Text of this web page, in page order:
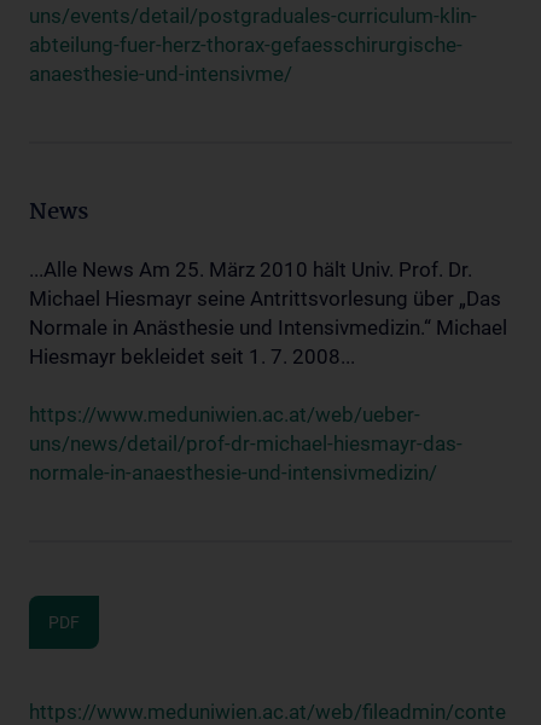
uns/events/detail/postgraduales-curriculum-klin-
abteilung-fuer-herz-thorax-gefaesschirurgische-
anaesthesie-und-intensivme/
News
...Alle News Am 25. März 2010 hält Univ. Prof. Dr.
Michael Hiesmayr seine Antrittsvorlesung über „Das
Normale in Anästhesie und Intensivmedizin.“ Michael
Hiesmayr bekleidet seit 1. 7. 2008...
https://www.meduniwien.ac.at/web/ueber-
uns/news/detail/prof-dr-michael-hiesmayr-das-
normale-in-anaesthesie-und-intensivmedizin/
PDF
https://www.meduniwien.ac.at/web/fileadmin/conte